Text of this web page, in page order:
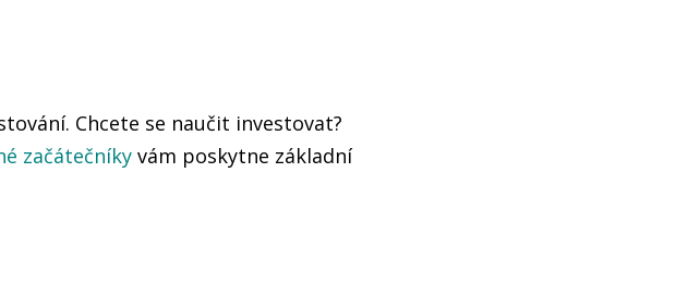
Chcete se naučit investovat?
začátečníky vám poskytne základní